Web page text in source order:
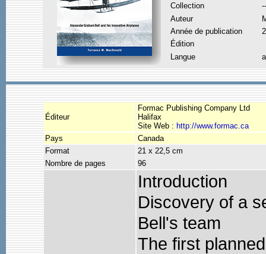
Collection
--
Auteur
Année de publication
Édition
Langue
Éditeur
Formac Publishing Company Ltd
Halifax
Site Web : http://www.formac.ca
Pays
Canada
Format
21 x 22,5 cm
Nombre de pages
96
Introduction
Discovery of a
Bell's team
The first